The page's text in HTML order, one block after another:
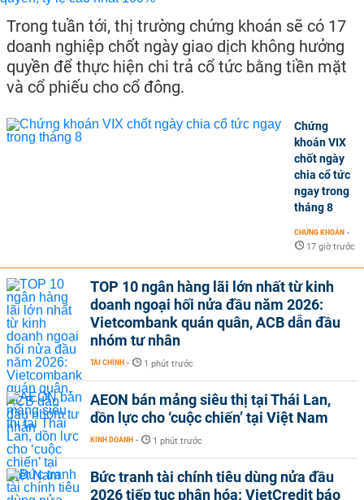
Trong tuần tới, thị trường chứng khoán sẽ có 17
doanh nghiệp chốt ngày giao dịch không hưởng
quyền để thực hiện chi trả cổ tức bằng tiền mặt
và cổ phiếu cho cổ đông.
Chứng
khoán VIX
chốt ngày
chia cổ tức
ngay trong
tháng 8
CHỨNG KHOÁN -
17 giờ trước
TOP 10 ngân hàng lãi lớn nhất từ kinh
doanh ngoại hối nửa đầu năm 2026:
Vietcombank quán quân, ACB dẫn đầu
nhóm tư nhân
TÀI CHÍNH - 1 phút trước
AEON bán mảng siêu thị tại Thái Lan,
dồn lực cho ‘cuộc chiến’ tại Việt Nam
KINH DOANH - 1 phút trước
Bức tranh tài chính tiêu dùng nửa đầu
2026 tiếp tục phân hóa: VietCredit báo